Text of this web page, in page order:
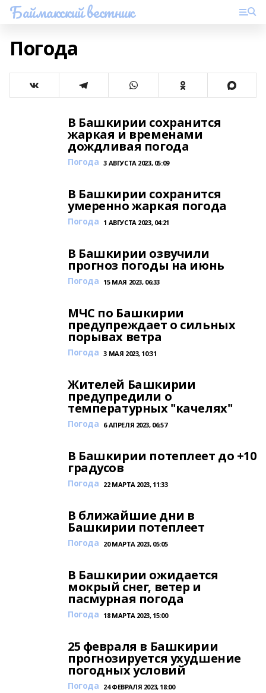
Баймакский вестник
Погода
В Башкирии сохранится
жаркая и временами
дождливая погода
Погода 3 АВГУСТА 2023, 05:09
В Башкирии сохранится
умеренно жаркая погода
Погода 1 АВГУСТА 2023, 04:21
В Башкирии озвучили
прогноз погоды на июнь
Погода 15 МАЯ 2023, 06:33
МЧС по Башкирии
предупреждает о сильных
порывах ветра
Погода 3 МАЯ 2023, 10:31
Жителей Башкирии
предупредили о
температурных "качелях"
Погода 6 АПРЕЛЯ 2023, 06:57
В Башкирии потеплеет до +10
градусов
Погода 22 МАРТА 2023, 11:33
В ближайшие дни в
Башкирии потеплеет
Погода 20 МАРТА 2023, 05:05
В Башкирии ожидается
мокрый снег, ветер и
пасмурная погода
Погода 18 МАРТА 2023, 15:00
25 февраля в Башкирии
прогнозируется ухудшение
погодных условий
Погода 24 ФЕВРАЛЯ 2023, 18:00